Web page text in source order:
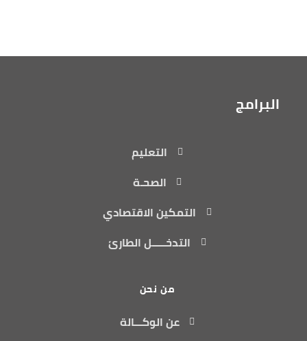
البرامج
التعليم
الصحـة
التمكين الاقتصادي
التدخـــــل الطارئ
من نحن
عن الوكـــالة